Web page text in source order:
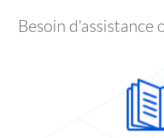
Besoin d'assistance